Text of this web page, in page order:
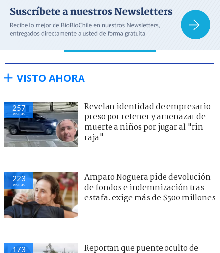
VISTO AHORA
257
visitas
Revelan identidad de empresario
preso por retener y amenazar de
muerte a niños por jugar al "rin
raja"
223
visitas
Amparo Noguera pide devolución
de fondos e indemnización tras
estafa: exige más de $500 millones
173
Reportan que puente oculto de